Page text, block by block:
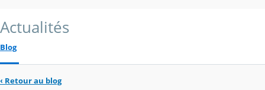
Actualités
Blog
‹ Retour au blog